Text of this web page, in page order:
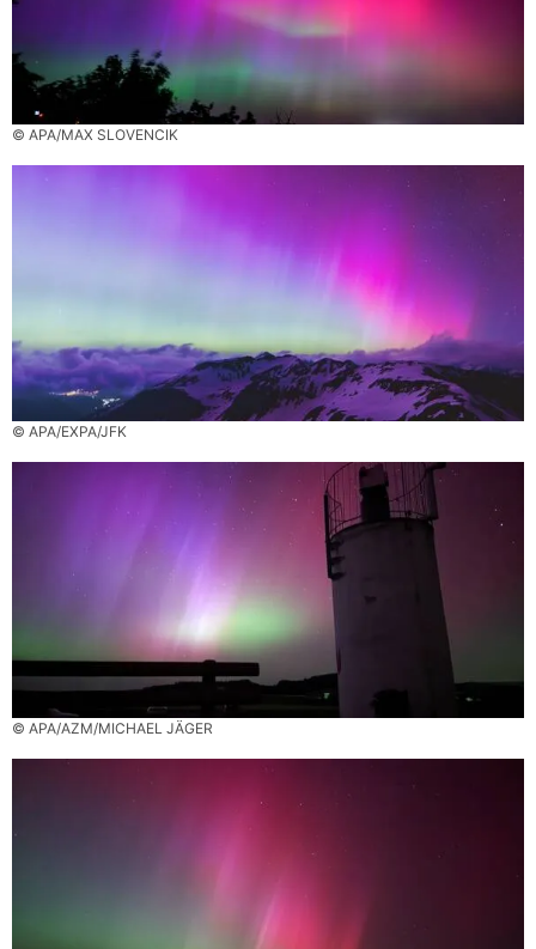
© APA/MAX SLOVENCIK
© APA/EXPA/JFK
© APA/AZM/MICHAEL JÄGER